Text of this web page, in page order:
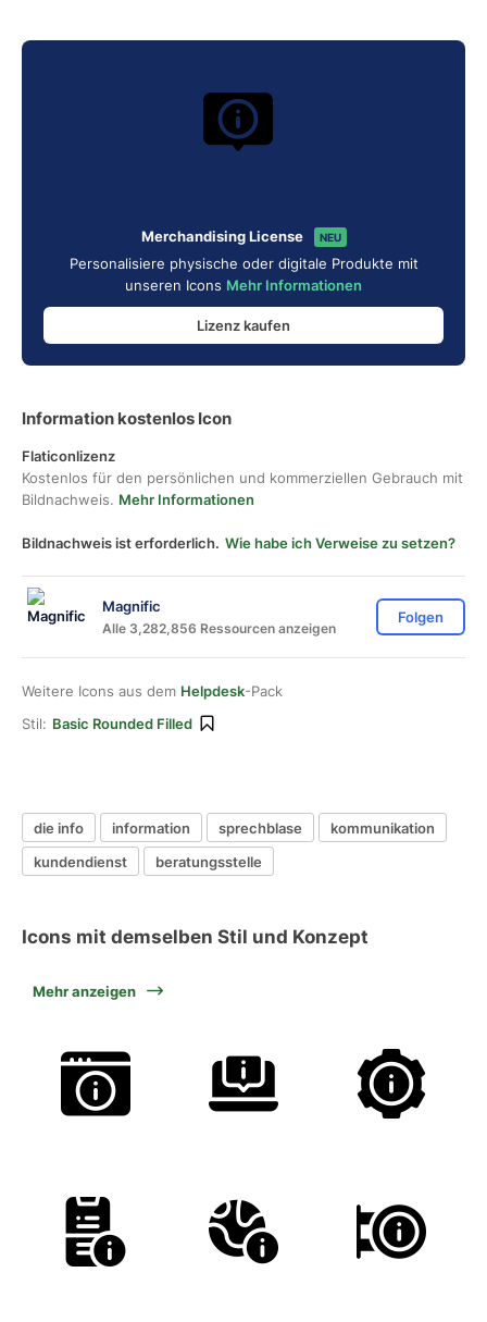
Merchandising License NEU
Personalisiere physische oder digitale Produkte mit
unseren Icons Mehr Informationen
Lizenz kaufen
Information kostenlos Icon
Flaticonlizenz
Kostenlos für den persönlichen und kommerziellen Gebrauch mit
Bildnachweis. Mehr Informationen
Bildnachweis ist erforderlich. Wie habe ich Verweise zu setzen?
Magnific
Alle 3,282,856 Ressourcen anzeigen
Folgen
Weitere Icons aus dem Helpdesk-Pack
Stil: Basic Rounded Filled
die info information sprechblase
kommunikation
kundendienst
beratungsstelle
Icons mit demselben Stil und Konzept
Mehr anzeigen